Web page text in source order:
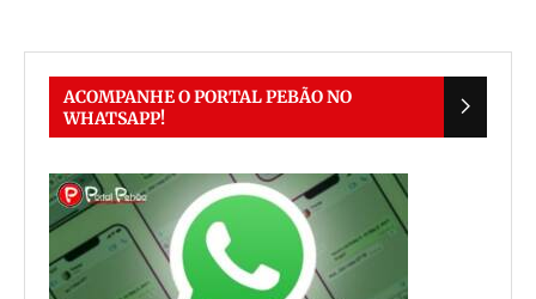
ACOMPANHE O PORTAL PEBÃO NO
WHATSAPP!